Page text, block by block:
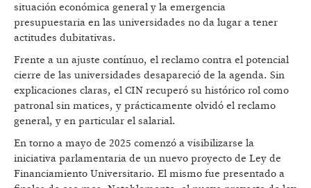
situación económica general y la emergencia
presupuestaria en las universidades no da lugar a tener
actitudes dubitativas.
Frente a un ajuste contínuo, el reclamo contra el potencial
cierre de las universidades desapareció de la agenda. Sin
explicaciones claras, el CIN recuperó su histórico rol como
patronal sin matices, y prácticamente olvidó el reclamo
general, y en particular el salarial.
En torno a mayo de 2025 comenzó a visibilizarse la
iniciativa parlamentaria de un nuevo proyecto de Ley de
Financiamiento Universitario. El mismo fue presentado a